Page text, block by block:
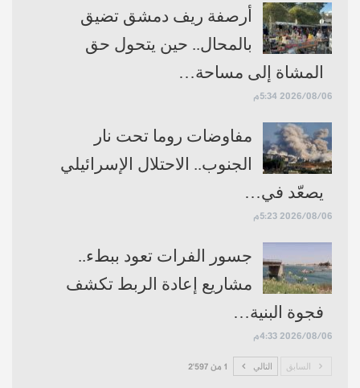
أرصفة ريف دمشق تضيق
بالمحال.. حين يتحول حق
المشاة إلى مساحة…
2026/08/06 5:34م
مفاوضات روما تحت نار
الجنوب.. الاحتلال الإسرائيلي
يصعّد في…
2026/08/06 5:23م
جسور الفرات تعود ببطء..
مشاريع إعادة الربط تكشف
فجوة البنية…
2026/08/06 4:33م
السابق التالي 1 من 2٬597